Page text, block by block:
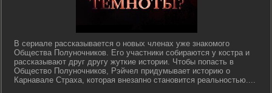
В сериале рассказывается о новых членах уже знакомого
Общества Полуночников. Его участники собираются у костра и
рассказывают друг другу жуткие истории. Чтобы попасть в
Общество Полуночников, Рэйчел придумывает историю о
Карнавале Страха, которая внезапно становится реальностью....